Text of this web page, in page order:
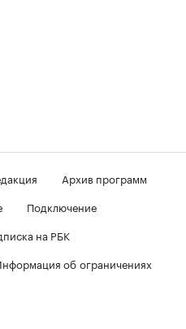
Архив программ
Подключение
на РБК
об ограничениях